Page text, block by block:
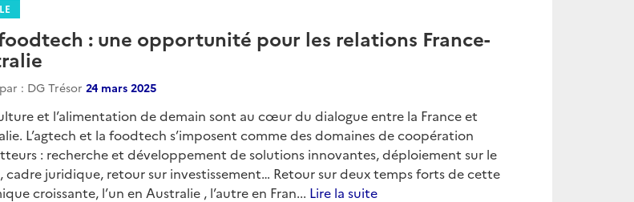
: une opportunité pour les relations France-
: DG Trésor 24 mars 2025
et l’alimentation de demain sont au cœur du dialogue entre la France et
L’agtech et la foodtech s’imposent comme des domaines de coopération
: recherche et développement de solutions innovantes, déploiement sur le
cadre juridique, retour sur investissement… Retour sur deux temps forts de cette
croissante, l’un en Australie , l’autre en Fran... Lire la suite